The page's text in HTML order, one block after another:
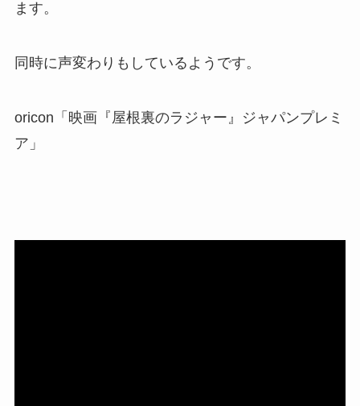
ます。
同時に声変わりもしているようです。
oricon「映画『屋根裏のラジャー』ジャパンプレミ
ア」